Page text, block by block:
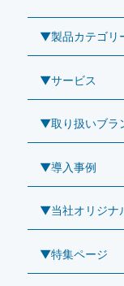
▼製品カテゴリ
Windowsタブ
Windowsタブ
Windowsタブ
Windowsタブ
Androidタブレ
Androidタブレ
▼サービス
CRMシステム
リペアサービス
教育機関向け
社内ヘルプデ
教育機関向け
▼取り扱いブラ
LG（エルジー
ViewSonic（
PHILIPS（フィ
▼導入事例
事例：業務用タ
事例：業務用
▼当社オリジナ
▼特集ページ